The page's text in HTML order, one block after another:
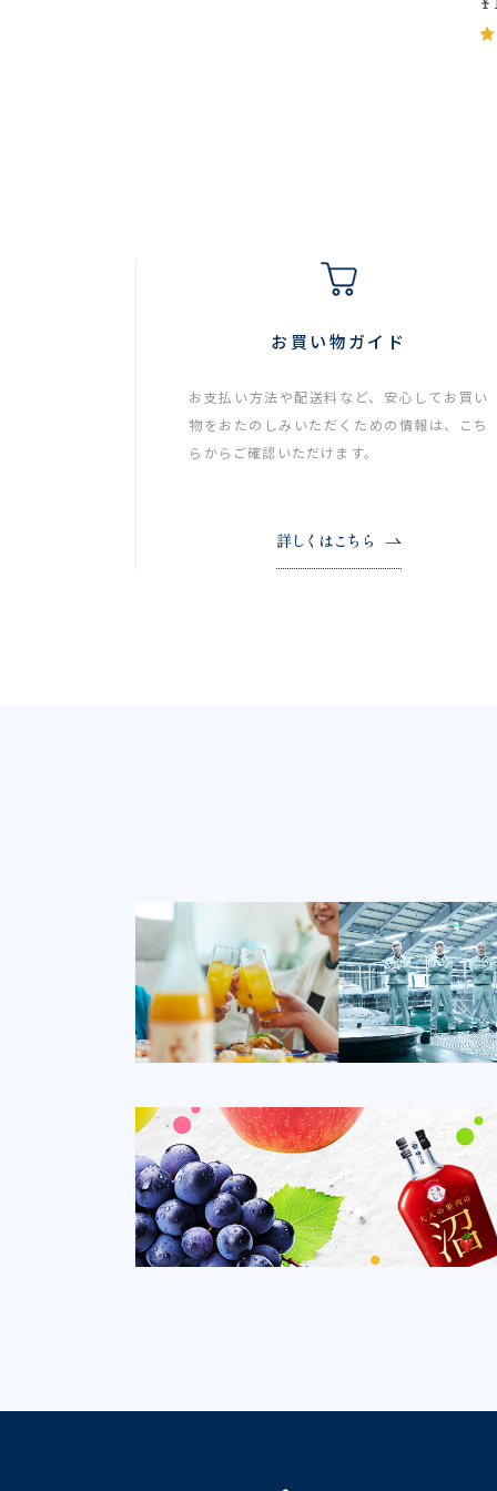
お買い物ガイド
お支払い方法や配送料など、安心してお買い
物をおたのしみいただくための情報は、こち
らからご確認いただけます。
詳しくはこちら